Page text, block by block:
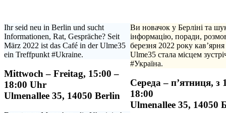
Ihr seid neu in Berlin und sucht
Informationen, Rat, Gespräche? Seit
März 2022 ist das Café in der Ulme35
ein Treffpunkt #Ukraine.
Mittwoch – Freitag, 15:00 –
18:00 Uhr
Ulmenallee 35, 14050 Berlin
Ви новачок у Берліні та
інформацію, поради,
березня 2022 року
Ulme35 стала місцем
#Україна.
Середа – п’ятниця, з
18:00
Ulmenallee 35, 14050